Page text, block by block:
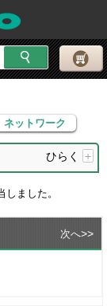
ットワーク
ネットワーク
ひらく +
しました。
次へ>>